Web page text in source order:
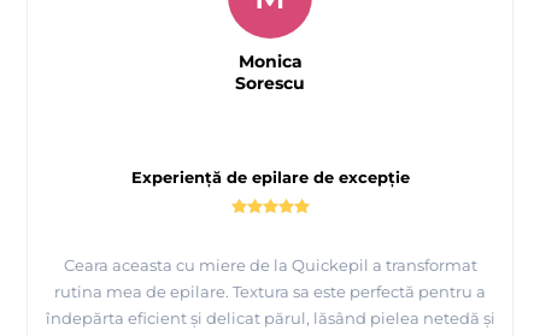
Prezentareproduse profesionale pentru epilat si de
unica folosinta Quickepil
Experiență de epilare de excepție
Ceara aceasta cu miere de la Quickepil a transformat
rutina mea de epilare. Textura sa este perfectă pentru a
îndepărta eficient și delicat părul, lăsând pielea netedă și
Monica
Sorescu